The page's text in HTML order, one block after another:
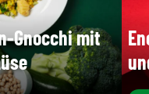
Gnocchi mit